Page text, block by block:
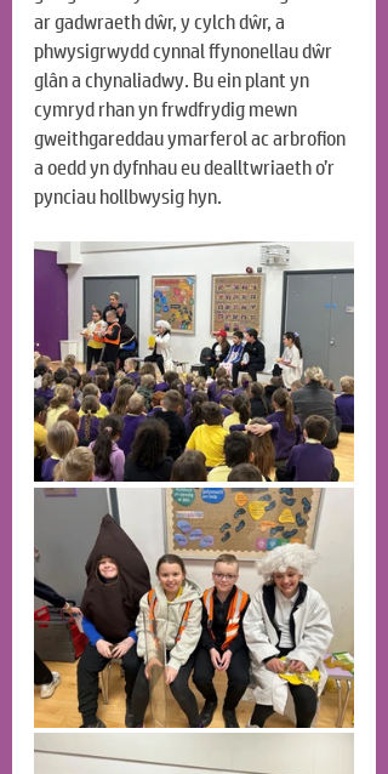
ar gadwraeth dŵr, y cylch dŵr, a
phwysigrwydd cynnal ffynonellau dŵr
glân a chynaliadwy. Bu ein plant yn
cymryd rhan yn frwdfrydig mewn
gweithgareddau ymarferol ac arbrofion
a oedd yn dyfnhau eu dealltwriaeth o’r
pynciau hollbwysig hyn.